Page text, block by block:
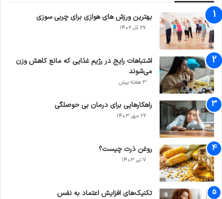
بهترین ورزش های هوازی برای چربی سوزی
۲۷ آذر ۱۴۰۲
اشتباهات رایج در رژیم غذایی که مانع کاهش وزن
می‌شوند
3 هفته پیش
راهکارهایی برای درمان بی حوصلگی
۲۲ مهر ۱۴۰۳
روغن ذرت چیست؟
۷ تیر ۱۴۰۳
تکنیک‌های افزایش اعتماد به نفس